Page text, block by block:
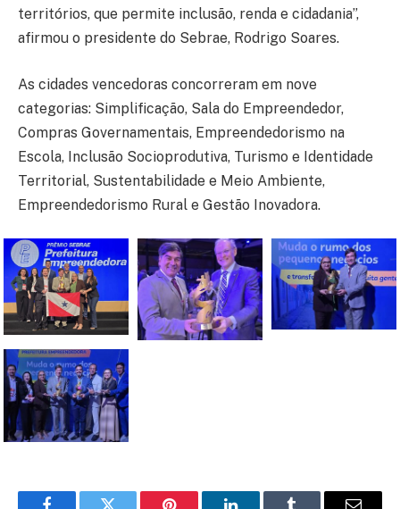
territórios, que permite inclusão, renda e cidadania”,
afirmou o presidente do Sebrae, Rodrigo Soares.
As cidades vencedoras concorreram em nove
categorias: Simplificação, Sala do Empreendedor,
Compras Governamentais, Empreendedorismo na
Escola, Inclusão Socioprodutiva, Turismo e Identidade
Territorial, Sustentabilidade e Meio Ambiente,
Empreendedorismo Rural e Gestão Inovadora.